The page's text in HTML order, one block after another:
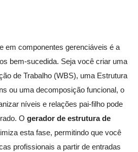
em componentes gerenciáveis é a
bem-sucedida. Seja você criar uma
de Trabalho (WBS), uma Estrutura
ou uma decomposição funcional, o
níveis e relações pai-filho pode
O gerador de estrutura de
esta fase, permitindo que você
profissionais a partir de entradas